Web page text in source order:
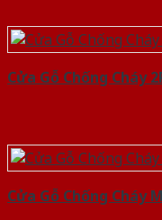
Cửa Gỗ Chống Cháy
Cửa Gỗ Chống Cháy